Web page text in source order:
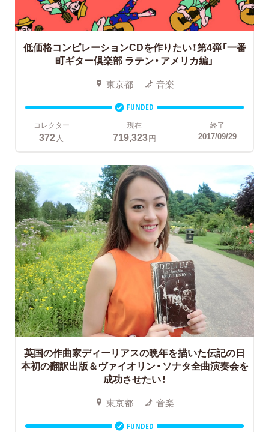
低価格コンピレーションCDを作りたい！第4弾「一番
町ギター倶楽部 ラテン・アメリカ編」
東京都 音楽
FUNDED
コレクター
372 人
現在
719,323円
終了
2017/09/29
英国の作曲家ディーリアスの晩年を描いた伝記の日
本初の翻訳出版＆ヴァイオリン・ソナタ全曲演奏会を
成功させたい！
東京都 音楽
FUNDED